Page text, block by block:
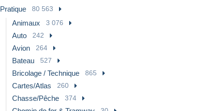
Pratique 80 563
Animaux 3 076
Auto 242
Avion 264
Bateau 527
Bricolage / Technique 865
Cartes/Atlas 260
Chasse/Pêche 374